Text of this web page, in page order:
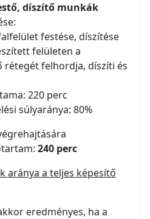
díszítő munkák
festése, díszítése
felületen a
rétegét felhordja, díszíti és
220 perc
súlyaránya: 80%
240 perc
aránya a teljes képesítő
eredményes, ha a